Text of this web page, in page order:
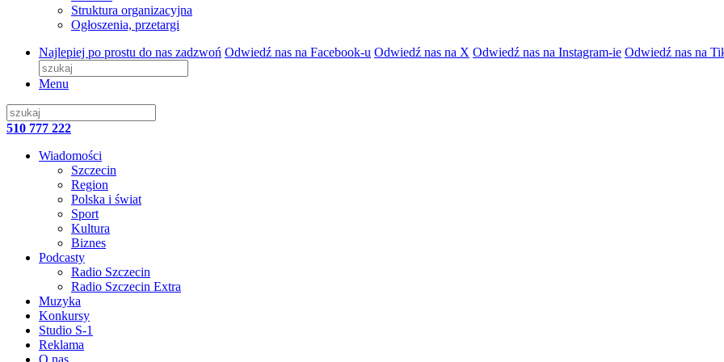
Struktura organizacyjna
Ogłoszenia, przetargi
Najlepiej po prostu do nas zadzwoń Odwiedź nas na Facebook-u Odwiedź nas na X Odwiedź nas na Instagram-ie Odwiedź nas na
Menu
510 777 222
Wiadomości
Szczecin
Region
Polska i świat
Sport
Kultura
Biznes
Podcasty
Radio Szczecin
Radio Szczecin Extra
Muzyka
Konkursy
Studio S-1
Reklama